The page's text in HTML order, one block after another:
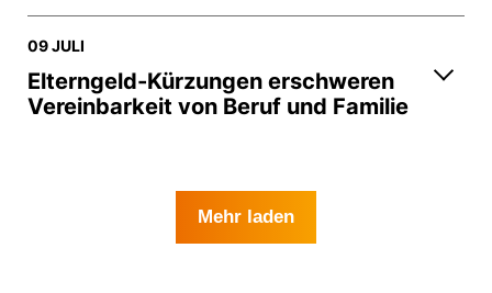
09 JULI
Elterngeld-Kürzungen erschweren
Vereinbarkeit von Beruf und Familie
Mehr laden